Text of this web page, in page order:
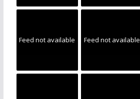
Feed not available Feed not available